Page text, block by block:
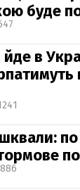
буде
в
по